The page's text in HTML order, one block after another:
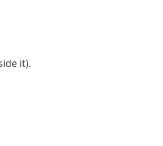
it).